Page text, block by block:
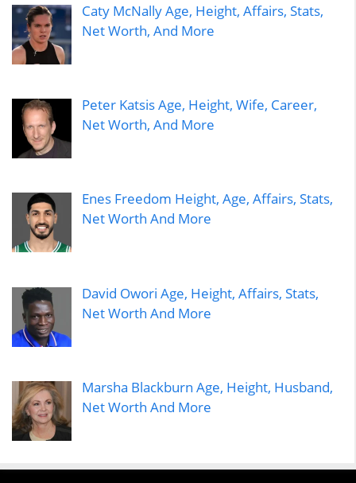
Caty McNally Age, Height, Affairs, Stats,
Net Worth, And More
Peter Katsis Age, Height, Wife, Career,
Net Worth, And More
Enes Freedom Height, Age, Affairs, Stats,
Net Worth And More
David Owori Age, Height, Affairs, Stats,
Net Worth And More
Marsha Blackburn Age, Height, Husband,
Net Worth And More